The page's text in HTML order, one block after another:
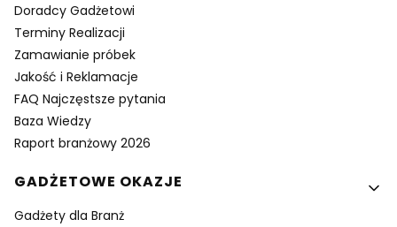
Doradcy Gadżetowi
Terminy Realizacji
Zamawianie próbek
Jakość i Reklamacje
FAQ Najczęstsze pytania
Baza Wiedzy
Raport branżowy 2026
GADŻETOWE OKAZJE
Gadżety dla Branż